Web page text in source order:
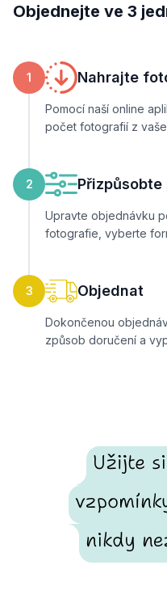
Objednejte ve 3
1 Nahrajte
Pomocí naší online
počet fotografií z
2
Upravte objednávku
fotografie, vyberte
3 Objednat
Dokončenou
způsob doručení a
Užijte
nikdy